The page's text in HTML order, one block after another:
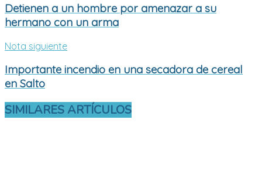
Detienen a un hombre por amenazar a su
hermano con un arma
Nota siguiente
Importante incendio en una secadora de cereal
en Salto
SIMILARES ARTÍCULOS